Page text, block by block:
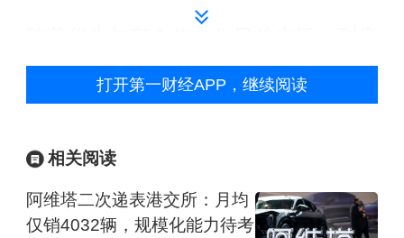
谁是华为“嫡系”成为了一个备受关注的话
题。4月8日，阿维塔选择用一种最直接
标识印在了新车阿维塔12的B柱上。
王辉在8日的发布会上表示，这个变化虽
打开第一财经APP，继续阅读
相关阅读
阿维塔二次递表港交所：月均
仅销4032辆，规模化能力待考